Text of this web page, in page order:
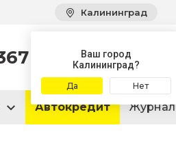
Калининград
Ваш город
Калининград?
Да Нет
автомобилей
в продаже
Автокредит Журнал